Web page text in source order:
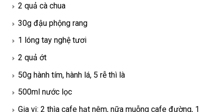
2 quả cà chua
30g đậu phộng rang
1 lóng tay nghệ tươi
2 quả ớt
50g hành tím, hành lá, 5 rễ thì là
500ml nước lọc
Gia vị: 2 thìa cafe hạt nêm, nữa muỗng cafe đường, 1